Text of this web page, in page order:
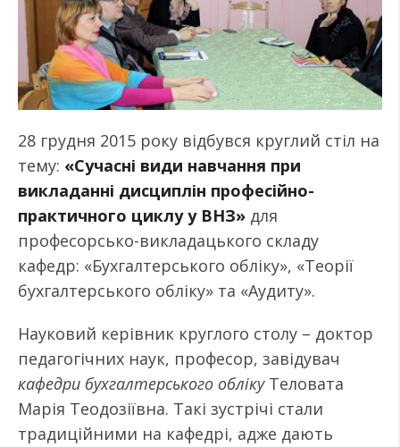
28 грудня 2015 року відбувся круглий стіл на
тему: «Сучасні види навчання при
викладанні дисциплін професійно-
практичного циклу у ВНЗ» для
професорсько-викладацького складу
кафедр: «Бухгалтерського обліку», «Теорії
бухгалтерського обліку» та «Аудиту».
Науковий керівник круглого столу – доктор
педагогічних наук, професор, завідувач
кафедри бухгалтерського облікуТеловата
Марія Теодозіївна. Такі зустрічі стали
традиційними на кафедрі, адже дають